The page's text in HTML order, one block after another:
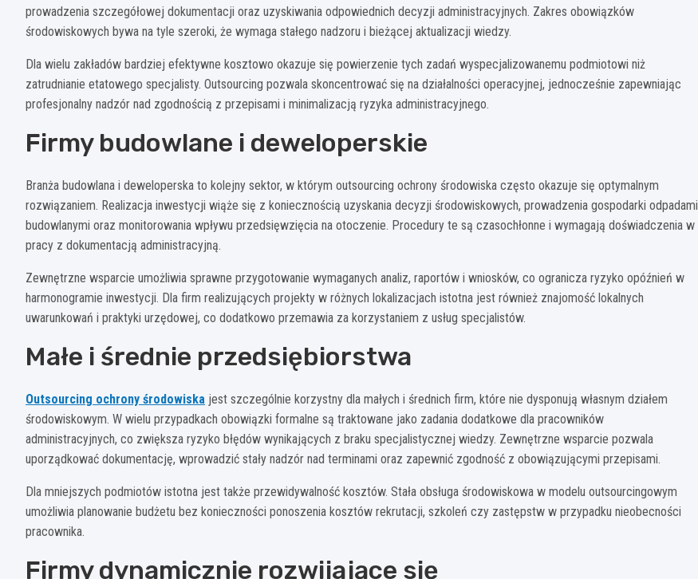
prowadzenia szczegółowej dokumentacji oraz uzyskiwania odpowiednich decyzji administracyjnych. Zakres obowiązków
środowiskowych bywa na tyle szeroki, że wymaga stałego nadzoru i bieżącej aktualizacji wiedzy.
Dla wielu zakładów bardziej efektywne kosztowo okazuje się powierzenie tych zadań wyspecjalizowanemu podmiotowi niż
zatrudnianie etatowego specjalisty. Outsourcing pozwala skoncentrować się na działalności operacyjnej, jednocześnie zapewniając
profesjonalny nadzór nad zgodnością z przepisami i minimalizacją ryzyka administracyjnego.
Firmy budowlane i deweloperskie
Branża budowlana i deweloperska to kolejny sektor, w którym outsourcing ochrony środowiska często okazuje się optymalnym
rozwiązaniem. Realizacja inwestycji wiąże się z koniecznością uzyskania decyzji środowiskowych, prowadzenia gospodarki odpadami
budowlanymi oraz monitorowania wpływu przedsięwzięcia na otoczenie. Procedury te są czasochłonne i wymagają doświadczenia w
pracy z dokumentacją administracyjną.
Zewnętrzne wsparcie umożliwia sprawne przygotowanie wymaganych analiz, raportów i wniosków, co ogranicza ryzyko opóźnień w
harmonogramie inwestycji. Dla firm realizujących projekty w różnych lokalizacjach istotna jest również znajomość lokalnych
uwarunkowań i praktyki urzędowej, co dodatkowo przemawia za korzystaniem z usług specjalistów.
Małe i średnie przedsiębiorstwa
Outsourcing ochrony środowiska jest szczególnie korzystny dla małych i średnich firm, które nie dysponują własnym działem
środowiskowym. W wielu przypadkach obowiązki formalne są traktowane jako zadania dodatkowe dla pracowników
administracyjnych, co zwiększa ryzyko błędów wynikających z braku specjalistycznej wiedzy. Zewnętrzne wsparcie pozwala
uporządkować dokumentację, wprowadzić stały nadzór nad terminami oraz zapewnić zgodność z obowiązującymi przepisami.
Dla mniejszych podmiotów istotna jest także przewidywalność kosztów. Stała obsługa środowiskowa w modelu outsourcingowym
umożliwia planowanie budżetu bez konieczności ponoszenia kosztów rekrutacji, szkoleń czy zastępstw w przypadku nieobecności
pracownika.
Firmy dynamicznie rozwijające się